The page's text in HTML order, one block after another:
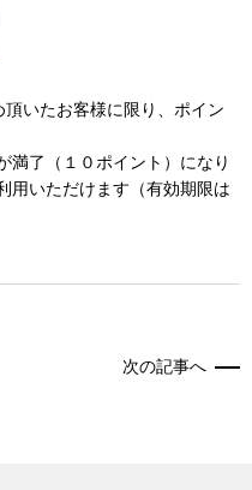
いたお客様に限り、ポイン
満了（１０ポイント）になり
用いただけます（有効期限は
次の記事へ